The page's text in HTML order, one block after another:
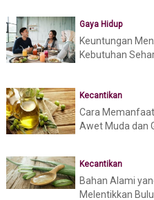
Gaya Hidup
Keuntungan
Kebutuhan
Kecantikan
Cara
Awet Muda dan
Kecantikan
Bahan Alami
Melentikkan